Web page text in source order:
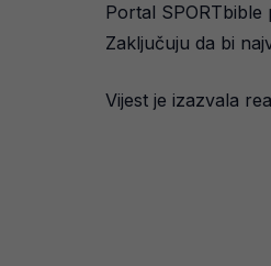
Portal
Zaključuju da bi
Vijest je izazvala